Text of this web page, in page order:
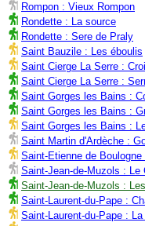
Rompon : Vieux Rompon
Rondette : La source
Rondette : Sere de Praly
Saint Bauzile : Les éboulis
Saint Cierge La Serre :
Saint Cierge La Serre :
Saint Gorges les Bains :
Saint Gorges les Bains :
Saint Gorges les Bains :
Saint Martin d'Ardèche :
Saint-Etienne de
Saint-Jean-de-Muzols : Le
Saint-Jean-de-Muzols :
Saint-Laurent-du-Pape :
Saint-Laurent-du-Pape : La